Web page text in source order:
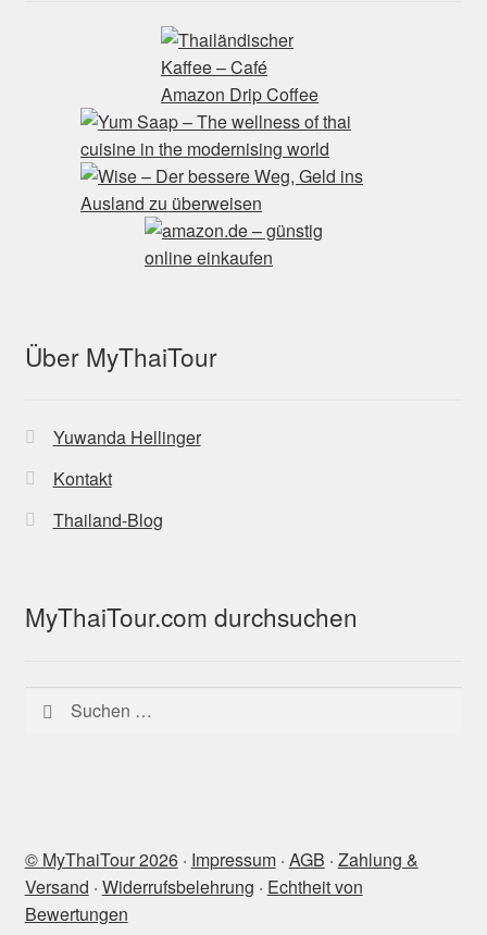
Über MyThaiTour
Yuwanda Hellinger
Kontakt
Thailand-Blog
MyThaiTour.com durchsuchen
Suchen
nach:
© MyThaiTour 2026‧ Impressum‧ AGB ‧ Zahlung &
Versand ‧ Widerrufsbelehrung ‧ Echtheit von
Bewertungen